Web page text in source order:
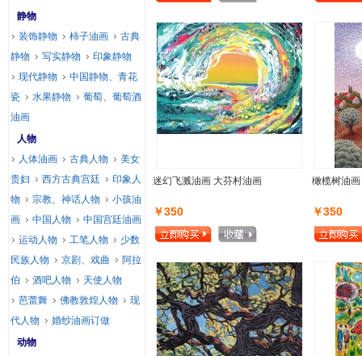
迷幻飞溅油画 大芬村油画
￥350
橄榄树油
￥350
静物
装饰静物
柿子油画
古典
静物
写实静物
印象静物
现代静物
中国静物、青花
瓷
水果静物
葡萄、葡萄酒
油画
人物
人体油画
古典人物
美女
贵妇
西方古典宫廷
印象人
物
宗教、神话人物
小孩油
画
中国人物
中国宫廷油画
运动人物
工笔人物
少数
民族人物
京剧、戏曲
阿拉
伯
酒吧人物
天使人物
芭蕾舞
佛教敦煌人物
现
代人物
婚纱油画订做
动物